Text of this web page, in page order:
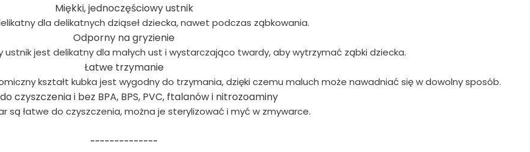
Miękki, jednoczęściowy ustnik
dla delikatnych dziąseł dziecka, nawet podczas ząbkowania.
Odporny na gryzienie
ustnik jest delikatny dla małych ust i wystarczająco twardy, aby wytrzymać ząbki dziecka.
Łatwe trzymanie
kształt kubka jest wygodny do trzymania, dzięki czemu maluch może nawadniać się w dowolny sposób.
czyszczenia i bez BPA, BPS, PVC, ftalanów i nitrozoaminy
są łatwe do czyszczenia, można je sterylizować i myć w zmywarce.
--------------